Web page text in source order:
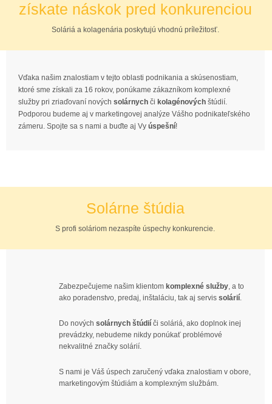
získate náskok pred konkurenciou
Soláriá a kolagenária poskytujú vhodnú príležitosť.
Vďaka našim znalostiam v tejto oblasti podnikania a skúsenostiam,
ktoré sme získali za 16 rokov, ponúkame zákazníkom komplexné
služby pri zriaďovaní nových solárnych či kolagénových štúdií.
Podporou budeme aj v marketingovej analýze Vášho podnikateľského
zámeru. Spojte sa s nami a buďte aj Vy úspešní!
Solárne štúdia
S profi soláriom nezaspíte úspechy konkurencie.
Zabezpečujeme našim klientom komplexné služby, a to
ako poradenstvo, predaj, inštaláciu, tak aj servis solárií.
Do nových solárnych štúdií či soláriá, ako doplnok inej
prevádzky, nebudeme nikdy ponúkať problémové
nekvalitné značky solárií.
S nami je Váš úspech zaručený vďaka znalostiam v obore,
marketingovým štúdiám a komplexným službám.